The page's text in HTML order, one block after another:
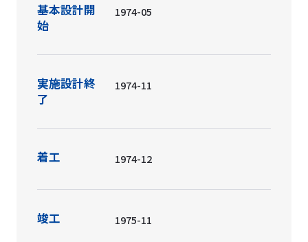
基本設計開
始
1974-05
実施設計終
了
1974-11
着工 1974-12
竣工 1975-11